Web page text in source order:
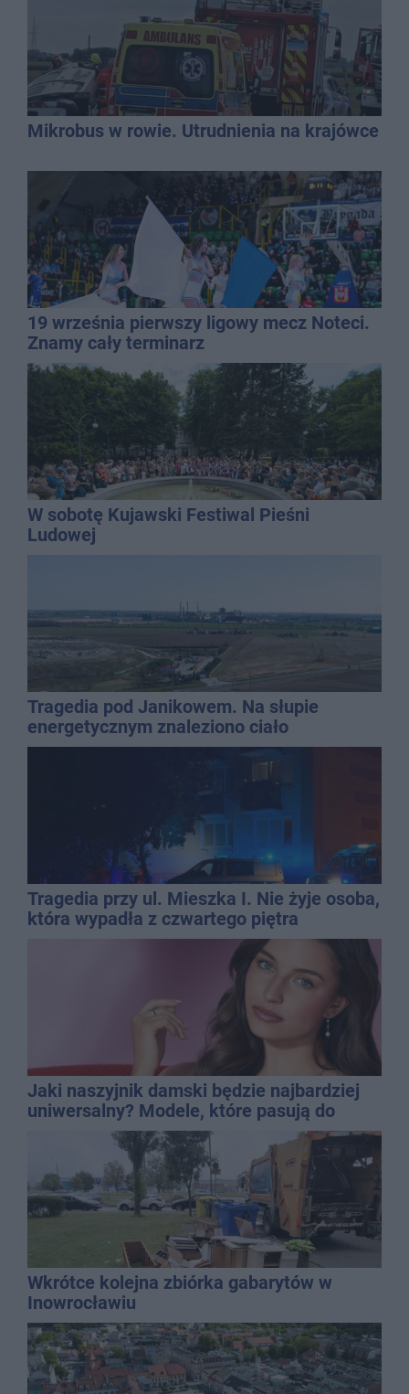
Mikrobus w rowie. Utrudnienia na krajówce
19 września pierwszy ligowy mecz Noteci.
Znamy cały terminarz
W sobotę Kujawski Festiwal Pieśni
Ludowej
Tragedia pod Janikowem. Na słupie
energetycznym znaleziono ciało
mężczyzny
Tragedia przy ul. Mieszka I. Nie żyje osoba,
która wypadła z czwartego piętra
Jaki naszyjnik damski będzie najbardziej
uniwersalny? Modele, które pasują do
wielu stylizacji
Wkrótce kolejna zbiórka gabarytów w
Inowrocławiu